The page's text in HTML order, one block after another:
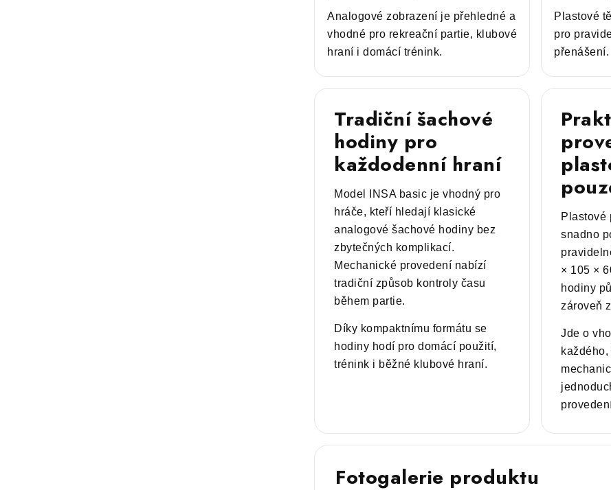
Analogové zobrazení je přehledné a
vhodné pro rekreační partie, klubové
hraní i domácí trénink.
Plastové
pro
přenášení.
Tradiční šachové
hodiny pro
každodenní hraní
Model INSA basic je vhodný pro
hráče, kteří hledají klasické
analogové šachové hodiny bez
zbytečných komplikací.
Mechanické provedení nabízí
tradiční způsob kontroly času
během partie.
Díky kompaktnímu formátu se
hodiny hodí pro domácí použití,
trénink i běžné klubové hraní.
Plastové
snadno
× 105 ×
hodiny
zároveň
Jde o
Fotogalerie produktu